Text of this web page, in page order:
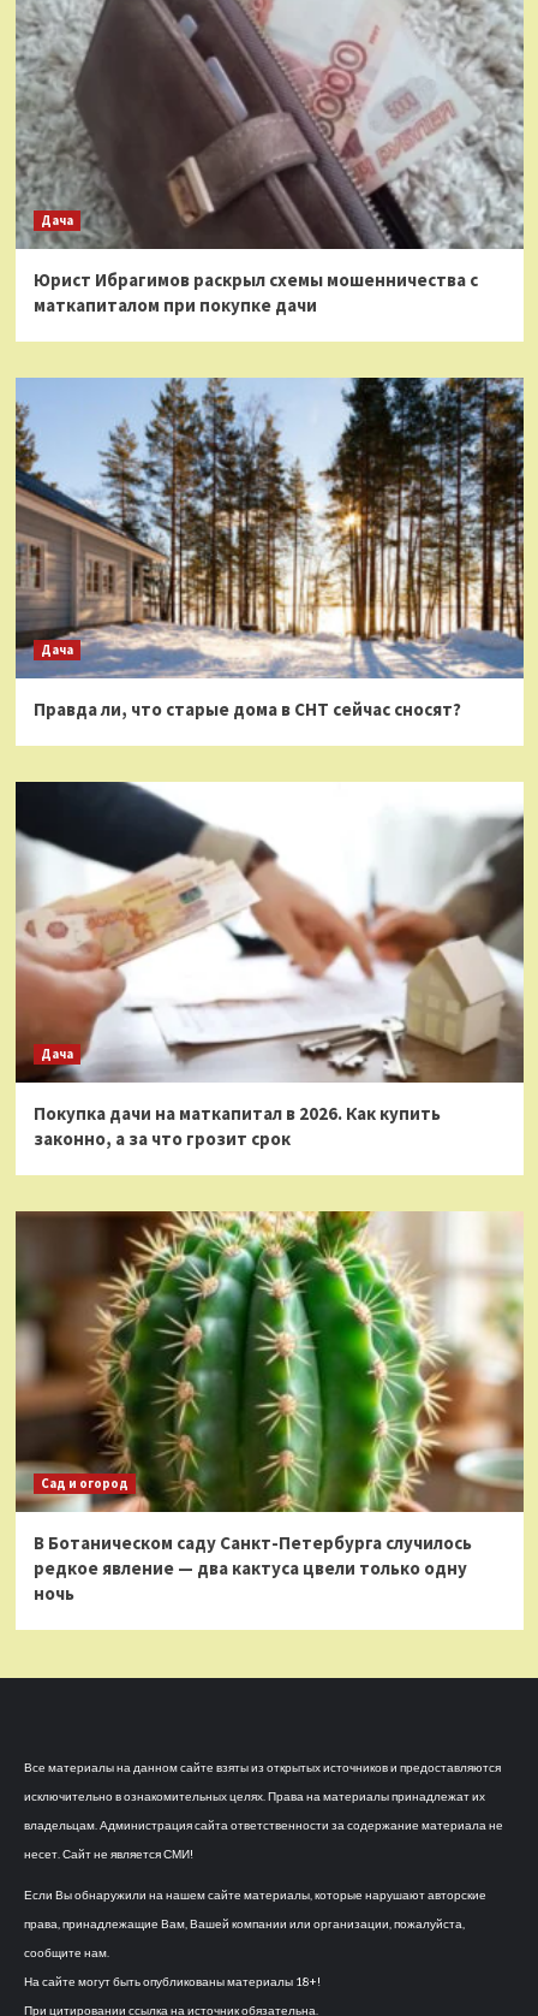
Дача
Юрист Ибрагимов раскрыл схемы мошенничества с
маткапиталом при покупке дачи
Дача
Правда ли, что старые дома в СНТ сейчас сносят?
Дача
Покупка дачи на маткапитал в 2026. Как купить
законно, а за что грозит срок
Сад и огород
В Ботаническом саду Санкт-Петербурга случилось
редкое явление — два кактуса цвели только одну
ночь
Все материалы на данном сайте взяты из открытых источников и предоставляются
исключительно в ознакомительных целях. Права на материалы принадлежат их
владельцам. Администрация сайта ответственности за содержание материала не
несет. Сайт не является СМИ!
Если Вы обнаружили на нашем сайте материалы, которые нарушают авторские
права, принадлежащие Вам, Вашей компании или организации, пожалуйста,
сообщите нам.
На сайте могут быть опубликованы материалы 18+!
При цитировании ссылка на источник обязательна.